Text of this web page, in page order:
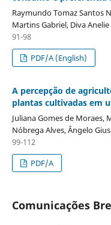
Raymundo Tomaz Santos
Martins Gabriel, Diva
91-98
PDF/A (English)
A percepção de
plantas cultivadas em
Juliana Gomes de Moraes,
Nóbrega Alves, Ângelo
99-112
PDF/A
Comunicações